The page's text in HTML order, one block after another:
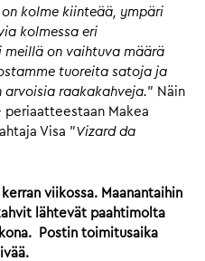
kolme kiinteää, ympäri
kolmessa eri
meillä on vaihtuva määrä
tuoreita satoja ja
raakakahveja.” Näin
periaatteestaan Makea
Visa ”Vizard da
viikossa. Maanantaihin
lähtevät paahtimolta
Postin toimitusaika